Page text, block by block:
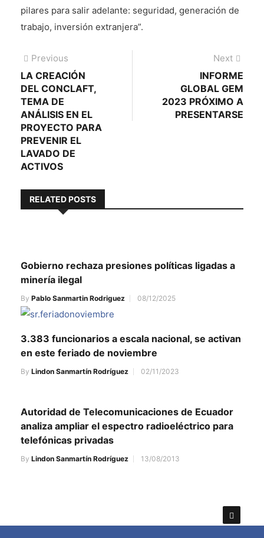
pilares para salir adelante: seguridad, generación de
trabajo, inversión extranjera”.
Navegación
de
entradas
Previous
post:
LA CREACIÓN
DEL CONCLAFT,
TEMA DE
ANÁLISIS EN EL
PROYECTO PARA
PREVENIR EL
LAVADO DE
ACTIVOS
Next
INFORME
GLOBAL GEM
2023 PRÓXIMO A
PRESENTARSE
RELATED POSTS
Gobierno rechaza presiones políticas ligadas a
minería ilegal
By Pablo Sanmartin Rodriguez 08/12/2025
3.383 funcionarios a escala nacional, se activan
en este feriado de noviembre
By Lindon Sanmartín Rodríguez 02/11/2023
Autoridad de Telecomunicaciones de Ecuador
analiza ampliar el espectro radioeléctrico para
telefónicas privadas
By Lindon Sanmartín Rodríguez 13/08/2013